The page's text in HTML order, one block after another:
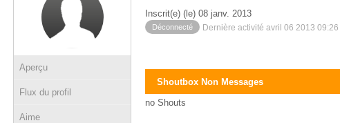
Aperçu
Flux du profil
Aime
Inscrit(e) (le) 08 janv. 2013
Déconnecté Dernière activité avril 06 2013 09:26
Shoutbox Non Messages
no Shouts